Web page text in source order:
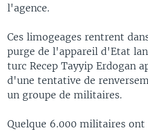
l'agence.
Ces limogeages rentrent
purge de l'appareil d'Etat
turc Recep Tayyip Erdogan
d'une tentative de
un groupe de militaires.
Quelque 6.000 militaires ont